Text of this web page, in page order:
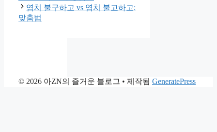
리
염치 불구하고 vs 염치 불고하고:
맞춤법
© 2026 아ZN의 즐거운 블로그 • 제작됨 GeneratePress